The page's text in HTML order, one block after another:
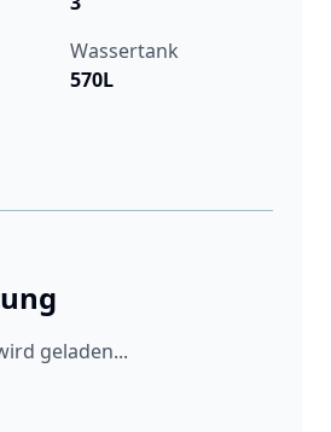
Wassertank
570L
geladen...